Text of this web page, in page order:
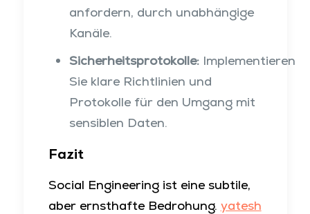
anfordern, durch unabhängige
Kanäle.
Sicherheitsprotokolle:Implementieren
Sie klare Richtlinien und
Protokolle für den Umgang mit
sensiblen Daten.
Fazit
Social Engineering ist eine subtile,
aber ernsthafte Bedrohung. yatesh